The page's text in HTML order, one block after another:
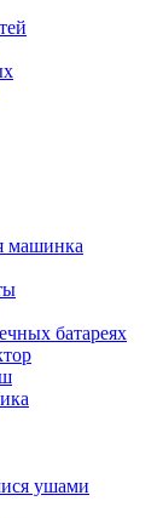
машинка
батареях
ушами